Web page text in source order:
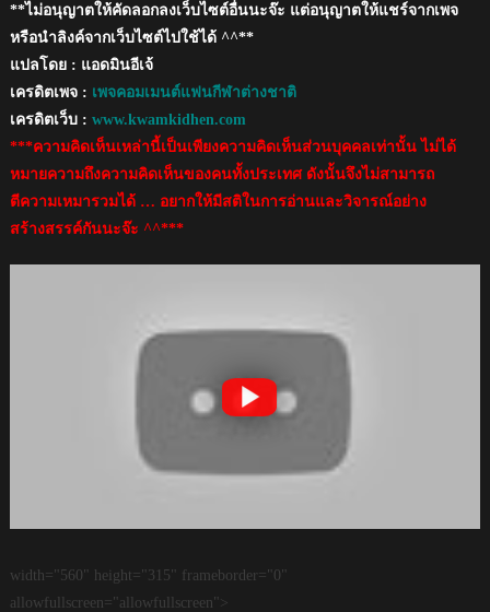
**ไม่อนุญาตให้คัดลอกลงเว็บไซต์อื่นนะจ๊ะ แต่อนุญาตให้แชร์จากเพจ
หรือนำลิงค์จากเว็บไซต์ไปใช้ได้ ^^**
แปลโดย : แอดมินอีเจ้
เครดิตเพจ : เพจคอมเมนต์แฟนกีฬาต่างชาติ
เครดิตเว็บ : www.kwamkidhen.com
***ความคิดเห็นเหล่านี้เป็นเพียงความคิดเห็นส่วนบุคคลเท่านั้น ไม่ได้
หมายความถึงความคิดเห็นของคนทั้งประเทศ ดังนั้นจึงไม่สามารถ
ตีความเหมารวมได้ … อยากให้มีสติในการอ่านและวิจารณ์อย่าง
สร้างสรรค์กันนะจ๊ะ ^^***
width="560" height="315" frameborder="0"
allowfullscreen="allowfullscreen">